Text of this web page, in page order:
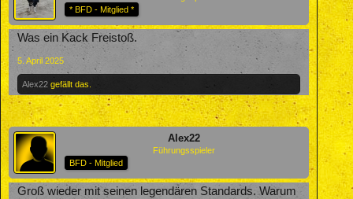
* BFD - Mitglied *
Was ein Kack Freistoß.
5. April 2025
Alex22 gefällt das.
Alex22
Führungsspieler
BFD - Mitglied
Groß wieder mit seinen legendären Standards. Warum